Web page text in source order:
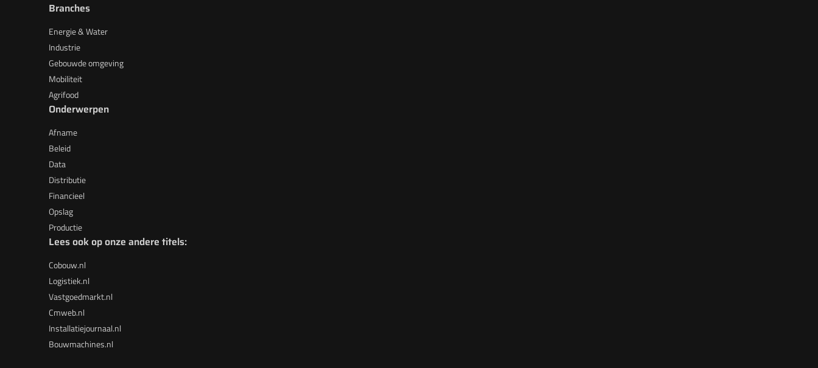
Branches
Energie & Water
Industrie
Gebouwde omgeving
Mobiliteit
Agrifood
Onderwerpen
Afname
Beleid
Data
Distributie
Financieel
Opslag
Productie
Lees ook op onze andere titels:
Cobouw.nl
Logistiek.nl
Vastgoedmarkt.nl
Cmweb.nl
Installatiejournaal.nl
Bouwmachines.nl